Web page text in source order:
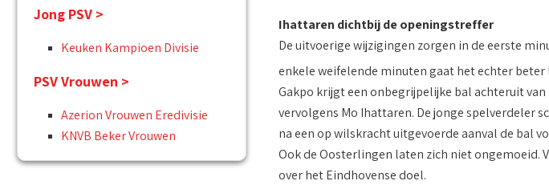
Jong PSV >
Keuken Kampioen Divisie
PSV Vrouwen >
Azerion Vrouwen Eredivisie
KNVB Beker Vrouwen
Ihattaren dichtbij de openingstreffer
De uitvoerige wijzigingen zorgen in de eerste
enkele weifelende minuten gaat het echter
Gakpo krijgt een onbegrijpelijke bal achteruit
vervolgens Mo Ihattaren. De jonge spelverdeler
na een op wilskracht uitgevoerde aanval de bal
Ook de Oosterlingen laten zich niet ongemoeid.
over het Eindhovense doel.